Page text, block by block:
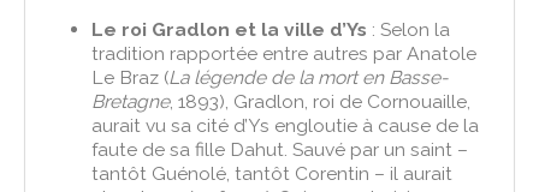
Le roi Gradlon et la ville d’Ys : Selon la
tradition rapportée entre autres par Anatole
Le Braz (La légende de la mort en Basse-
Bretagne, 1893), Gradlon, roi de Cornouaille,
aurait vu sa cité d’Ys engloutie à cause de la
faute de sa fille Dahut. Sauvé par un saint –
tantôt Guénolé, tantôt Corentin – il aurait